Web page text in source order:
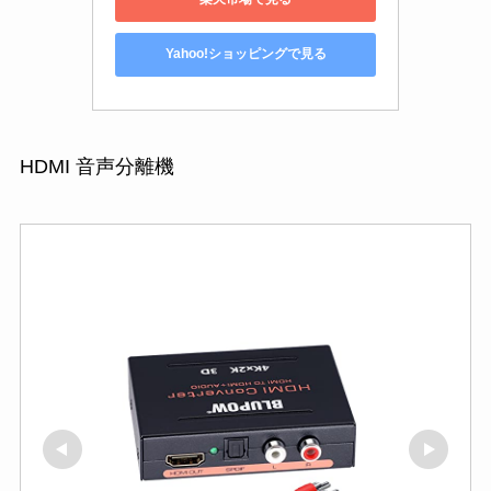
Yahoo!ショッピングで見る
HDMI 音声分離機